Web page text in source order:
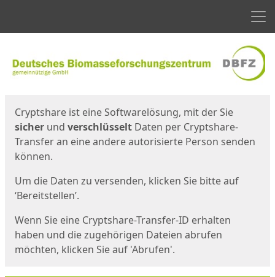
Cryptshare ist eine Softwarelösung, mit der Sie
sicher und verschlüsselt Daten per Cryptshare-
Transfer an eine andere autorisierte Person senden
können.
Um die Daten zu versenden, klicken Sie bitte auf
‘Bereitstellen’.
Wenn Sie eine Cryptshare-Transfer-ID erhalten
haben und die zugehörigen Dateien abrufen
möchten, klicken Sie auf 'Abrufen'.